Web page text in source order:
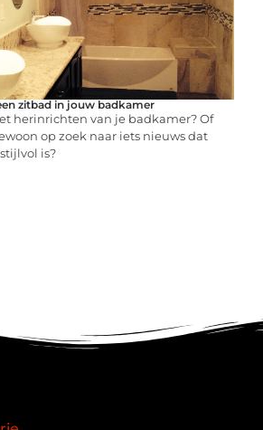
zitbad in jouw badkamer
herinrichten van je badkamer? Of
op zoek naar iets nieuws dat
is?